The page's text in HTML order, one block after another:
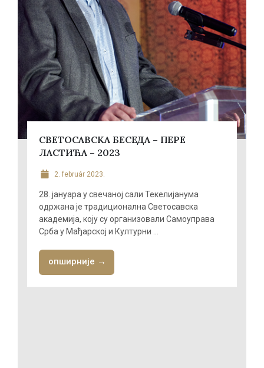
СВЕТОСАВСКА БЕСЕДА – ПЕРЕ
ЛАСТИЋА – 2023
2. február 2023.
28. јануара у свечаној сали Текелијанума
одржана je традиционална Светосавска
академија, коју су организовали Самоуправа
Срба у Мађарској и Културни ...
опширније →